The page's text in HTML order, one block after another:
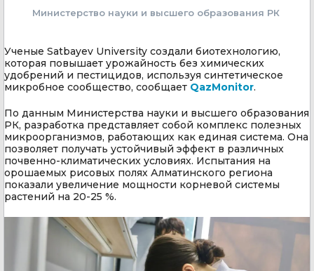
Министерство науки и высшего образования РК
Ученые Satbayev University создали биотехнологию,
которая повышает урожайность без химических
удобрений и пестицидов, используя синтетическое
микробное сообщество, сообщает QazMonitor.
По данным Министерства науки и высшего образования
РК, разработка представляет собой комплекс полезных
микроорганизмов, работающих как единая система. Она
позволяет получать устойчивый эффект в различных
почвенно-климатических условиях. Испытания на
орошаемых рисовых полях Алматинского региона
показали увеличение мощности корневой системы
растений на 20-25 %.